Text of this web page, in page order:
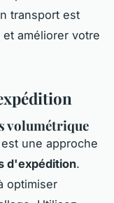
transport est
améliorer votre
volumétrique
est une approche
d'expédition.
optimiser